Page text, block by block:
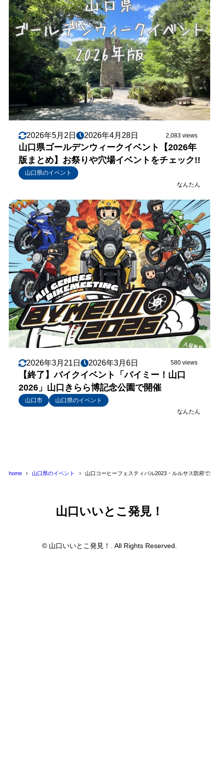
2026年5月2日 2026年4月28日 2,083 views
山口県ゴールデンウィークイベント【2026年
版まとめ】お祭りや穴場イベントをチェック!!
山口県のイベント
なんたん
2026年3月21日 2026年3月6日 580 views
【終了】バイクイベント「バイミー！山口
2026」山口きらら博記念公園で開催
山口市
山口県のイベント
なんたん
home 山口県のイベント 山口コーヒーフェスティバル2023・ルルサス防府で開
山口いいとこ発見！
© 山口いいとこ発見！. All Rights Reserved.